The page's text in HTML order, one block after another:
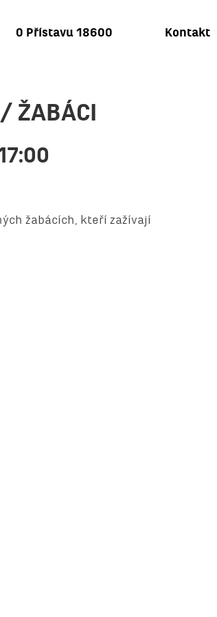
O Přístavu 18600 Kontakt
ŽABÁCI
žabácích, kteří zažívají